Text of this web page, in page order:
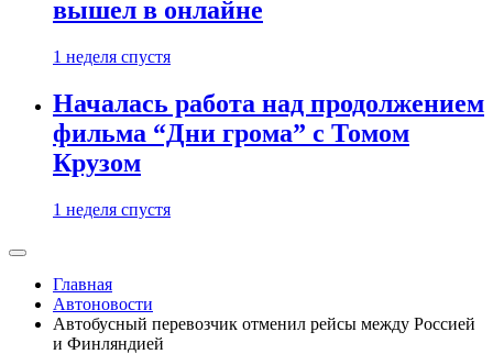
вышел в онлайне
1 неделя спустя
Началась работа над продолжением
фильма “Дни грома” с Томом
Крузом
1 неделя спустя
Главная
Автоновости
Автобусный перевозчик отменил рейсы между Россией
и Финляндией